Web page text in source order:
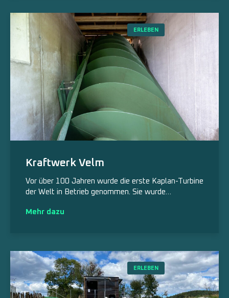
ERLEBEN
Kraftwerk Velm
Vor über 100 Jahren wurde die erste Kaplan-Turbine
der Welt in Betrieb genommen. Sie wurde…
Mehr dazu
ERLEBEN